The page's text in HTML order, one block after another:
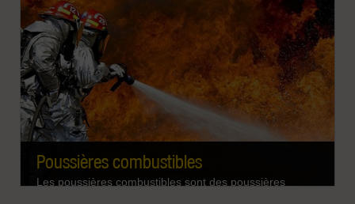
de travail plus sûr en évitant les incendies, les
explosions et la mauvaise qualité de l'air liés à la
poussière.
EN SAVOIR PLUS
Poussières combustibles
Les poussières combustibles sont des poussières